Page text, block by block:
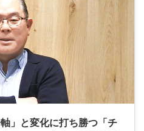
」と変化に打ち勝つ「チ